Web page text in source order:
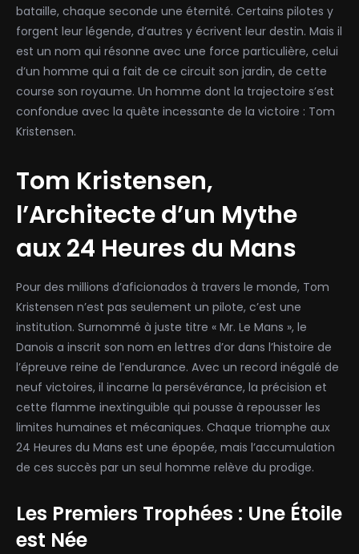
bataille, chaque seconde une éternité. Certains pilotes y
forgent leur légende, d’autres y écrivent leur destin. Mais il
est un nom qui résonne avec une force particulière, celui
d’un homme qui a fait de ce circuit son jardin, de cette
course son royaume. Un homme dont la trajectoire s’est
confondue avec la quête incessante de la victoire : Tom
Kristensen.
Tom Kristensen,
l’Architecte d’un Mythe
aux 24 Heures du Mans
Pour des millions d’aficionados à travers le monde, Tom
Kristensen n’est pas seulement un pilote, c’est une
institution. Surnommé à juste titre « Mr. Le Mans », le
Danois a inscrit son nom en lettres d’or dans l’histoire de
l’épreuve reine de l’endurance. Avec un record inégalé de
neuf victoires, il incarne la persévérance, la précision et
cette flamme inextinguible qui pousse à repousser les
limites humaines et mécaniques. Chaque triomphe aux
24 Heures du Mans est une épopée, mais l’accumulation
de ces succès par un seul homme relève du prodige.
Les Premiers Trophées : Une Étoile
est Née